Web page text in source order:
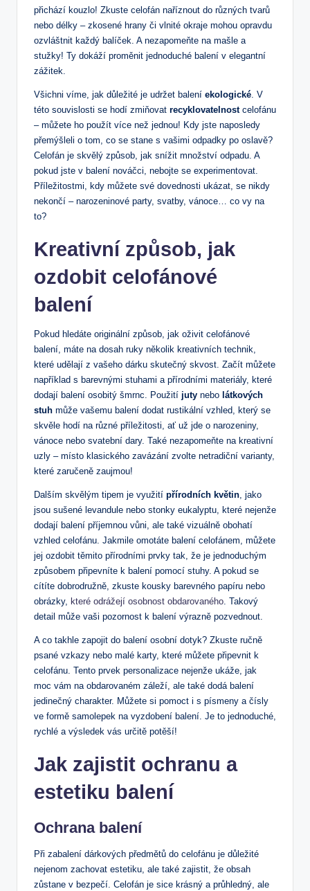
přichází kouzlo! Zkuste celofán naříznout do různých tvarů
nebo délky – zkosené hrany či vlnité okraje mohou opravdu
ozvláštnit každý balíček. A nezapomeňte na mašle a
stužky! Ty dokáží proměnit jednoduché balení v elegantní
zážitek.
Všichni víme, jak důležité je udržet balení ekologické. V
této souvislosti se hodí zmiňovat recyklovatelnostcelofánu
– můžete ho použít více než jednou! Kdy jste naposledy
přemýšleli o tom, co se stane s vašimi odpadky po oslavě?
Celofán je skvělý způsob, jak snížit množství odpadu. A
pokud jste v balení nováčci, nebojte se experimentovat.
Příležitostmi, kdy můžete své dovednosti ukázat, se nikdy
nekončí – narozeninové party, svatby, vánoce… co vy na
to?
Kreativní způsob, jak
ozdobit celofánové
balení
Pokud hledáte originální způsob, jak oživit celofánové
balení, máte na dosah ruky několik kreativních technik,
které udělají z vašeho dárku skutečný skvost. Začít můžete
například s barevnými stuhami a přírodními materiály, které
dodají balení osobitý šmrnc. Použití juty nebo látkových
stuh může vašemu balení dodat rustikální vzhled, který se
skvěle hodí na různé příležitosti, ať už jde o narozeniny,
vánoce nebo svatební dary. Také nezapomeňte na kreativní
uzly – místo klasického zavázání zvolte netradiční varianty,
které zaručeně zaujmou!
Dalším skvělým tipem je využití přírodních květin, jako
jsou sušené levandule nebo stonky eukalyptu, které nejenže
dodají balení příjemnou vůni, ale také vizuálně obohatí
vzhled celofánu. Jakmile omotáte balení celofánem, můžete
jej ozdobit těmito přírodními prvky tak, že je jednoduchým
způsobem připevníte k balení pomocí stuhy. A pokud se
cítíte dobrodružně, zkuste kousky barevného papíru nebo
obrázky, které odrážejí osobnost obdarovaného. Takový
detail může vaši pozornost k balení výrazně pozvednout.
A co takhle zapojit do balení osobní dotyk? Zkuste ručně
psané vzkazy nebo malé karty, které můžete připevnit k
celofánu. Tento prvek personalizace nejenže ukáže, jak
moc vám na obdarovaném záleží, ale také dodá balení
jedinečný charakter. Můžete si pomoct i s písmeny a čísly
ve formě samolepek na vyzdobení balení. Je to jednoduché,
rychlé a výsledek vás určitě potěší!
Jak zajistit ochranu a
estetiku balení
Ochrana balení
Při zabalení dárkových předmětů do celofánu je důležité
nejenom zachovat estetiku, ale také zajistit, že obsah
zůstane v bezpečí. Celofán je sice krásný a průhledný, ale